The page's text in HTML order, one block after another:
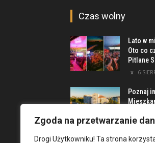
Zgoda na przetwarzanie
Drogi Użytkowniku! Ta strona
Czas wolny
Lato w
Oto co
Pitlane
6
Poznaj
5